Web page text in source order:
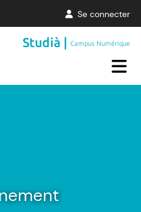
Se connecter
Studià |Campus Numérique